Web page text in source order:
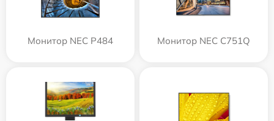
Монитор NEC P484 Монитор NEC C751Q